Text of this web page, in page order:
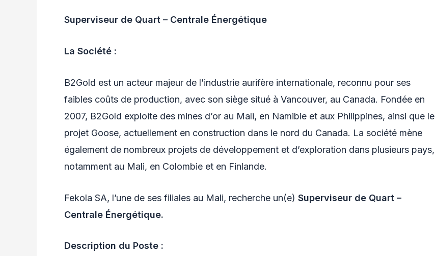
Superviseur de Quart – Centrale Énergétique
La Société :
B2Gold est un acteur majeur de l’industrie aurifère internationale, reconnu pour ses
faibles coûts de production, avec son siège situé à Vancouver, au Canada. Fondée en
2007, B2Gold exploite des mines d’or au Mali, en Namibie et aux Philippines, ainsi que le
projet Goose, actuellement en construction dans le nord du Canada. La société mène
également de nombreux projets de développement et d’exploration dans plusieurs pays,
notamment au Mali, en Colombie et en Finlande.
Fekola SA, l’une de ses filiales au Mali, recherche un(e) Superviseur de Quart –
Centrale Énergétique.
Description du Poste :